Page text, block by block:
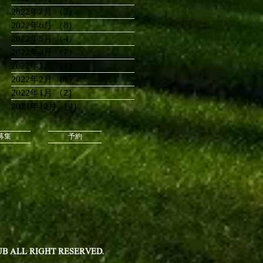
2022年7月
（2）
2022年6月
（8）
8件の記事
2022年5月 （4）4件の記事
2022年4月
（7）
7件の記事
2022年3月
2022年2月 （1）1件の記事
2022年1月 （2）2件の記事
2021年12月 （4） 4件の記事
集 予約
ALL RIGHT RESERVED.